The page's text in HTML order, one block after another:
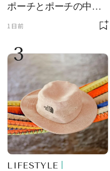
ポーチとポーチの中身
を初公開！ 本当に使え
ム
1日前
3
LIFESTYLE